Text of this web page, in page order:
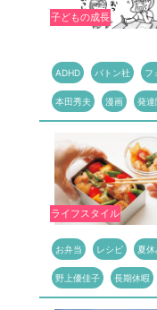
子どもの成長
ADHD バトン社 フ
本田秀夫 漫画 発達
ライフスタイル
お弁当 レシピ 夏休
野上優佳子 長期休暇